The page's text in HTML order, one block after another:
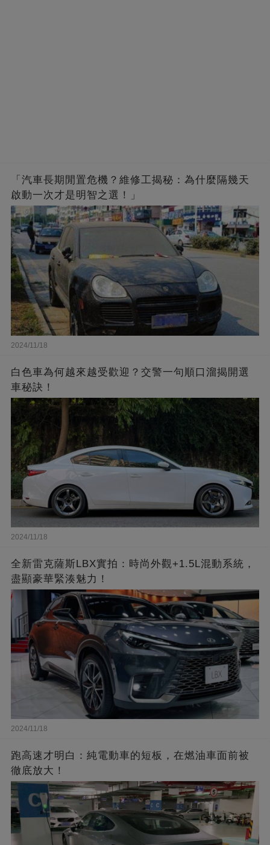
「汽車長期閒置危機？維修工揭秘：為什麼隔幾天
啟動一次才是明智之選！」
2024/11/18
白色車為何越來越受歡迎？交警一句順口溜揭開選
車秘訣！
2024/11/18
全新雷克薩斯LBX實拍：時尚外觀+1.5L混動系統，
盡顯豪華緊湊魅力！
2024/11/18
跑高速才明白：純電動車的短板，在燃油車面前被
徹底放大！